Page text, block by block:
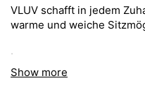
Show more
VLUV schafft in jedem
warme und weiche
.
ergonomisches